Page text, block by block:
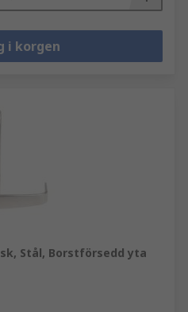
i korgen
Stål, Borstförsedd yta